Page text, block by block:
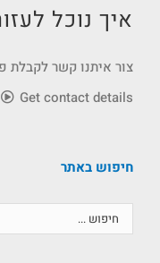
איך נוכל
צור איתנו קשר לקבלת
Get contact details
חיפוש באתר